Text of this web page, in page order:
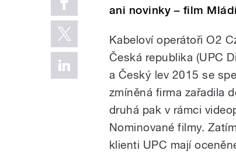
ani novinky – film
Kabeloví operátoři O2
Česká republika (UPC
a Český lev 2015 se
zmíněná firma zařadila
druhá pak v rámci
Nominované filmy.
klienti UPC mají